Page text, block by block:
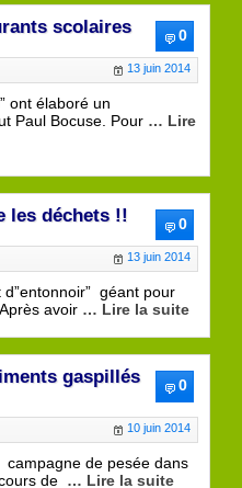
0
scolaires
13 juin 2014
ont élaboré un
Paul Bocuse. Pour … Lire
0
les déchets !!
13 juin 2014
géant pour
avoir … Lire la suite
0
gaspillés
10 juin 2014
de pesée dans
de … Lire la suite